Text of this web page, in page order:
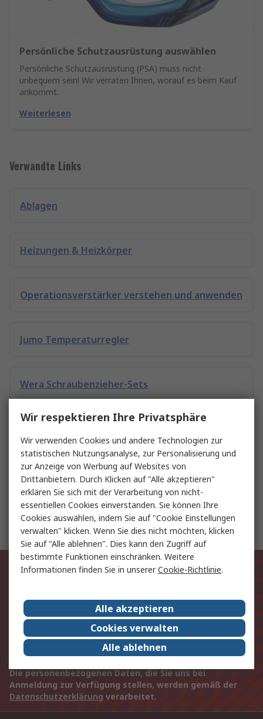
Persönliche Schutzausrüstung auswählen
Persönliche Schutzausrüstung (PSA) muss nicht
unbequem sein! Wir verraten Ihnen, worauf es beim Kauf
ankommt.
Weiterlesen
Verwandte Links
Ablagen
Heizungen & Heizkörper
Operationsverstärker verstehen und anwenden
Jumo Temperaturregler
Wera Schraubenzieher-Sets
Luftaufbereitungszubehör
Walkie Talkie Motorola
Exklusiv für Sie unsere neuesten
E-Mail-Anschrift
Anmelden
Die personenbezogenen Daten, die Sie uns bei
Anmeldung zur Verfügung stellen, werden gemäß der
Datenschutzerklärung verarbeitet.
Wir respektieren Ihre Privatsphäre
Wir verwenden Cookies und andere Technologien zur
statistischen Nutzungsanalyse, zur Personalisierung und
zur Anzeige von Werbung auf Websites von
Drittanbietern. Durch Klicken auf "Alle akzeptieren"
erklären Sie sich mit der Verarbeitung von nicht-
essentiellen Cookies einverstanden. Sie können Ihre
Cookies auswählen, indem Sie auf "Cookie Einstellungen
verwalten" klicken. Wenn Sie dies nicht möchten, klicken
Sie auf "Alle ablehnen". Dies kann den Zugriff auf
bestimmte Funktionen einschränken. Weitere
Informationen finden Sie in unsererCookie-Richtlinie.
Alle akzeptieren
Cookies verwalten
Alle ablehnen